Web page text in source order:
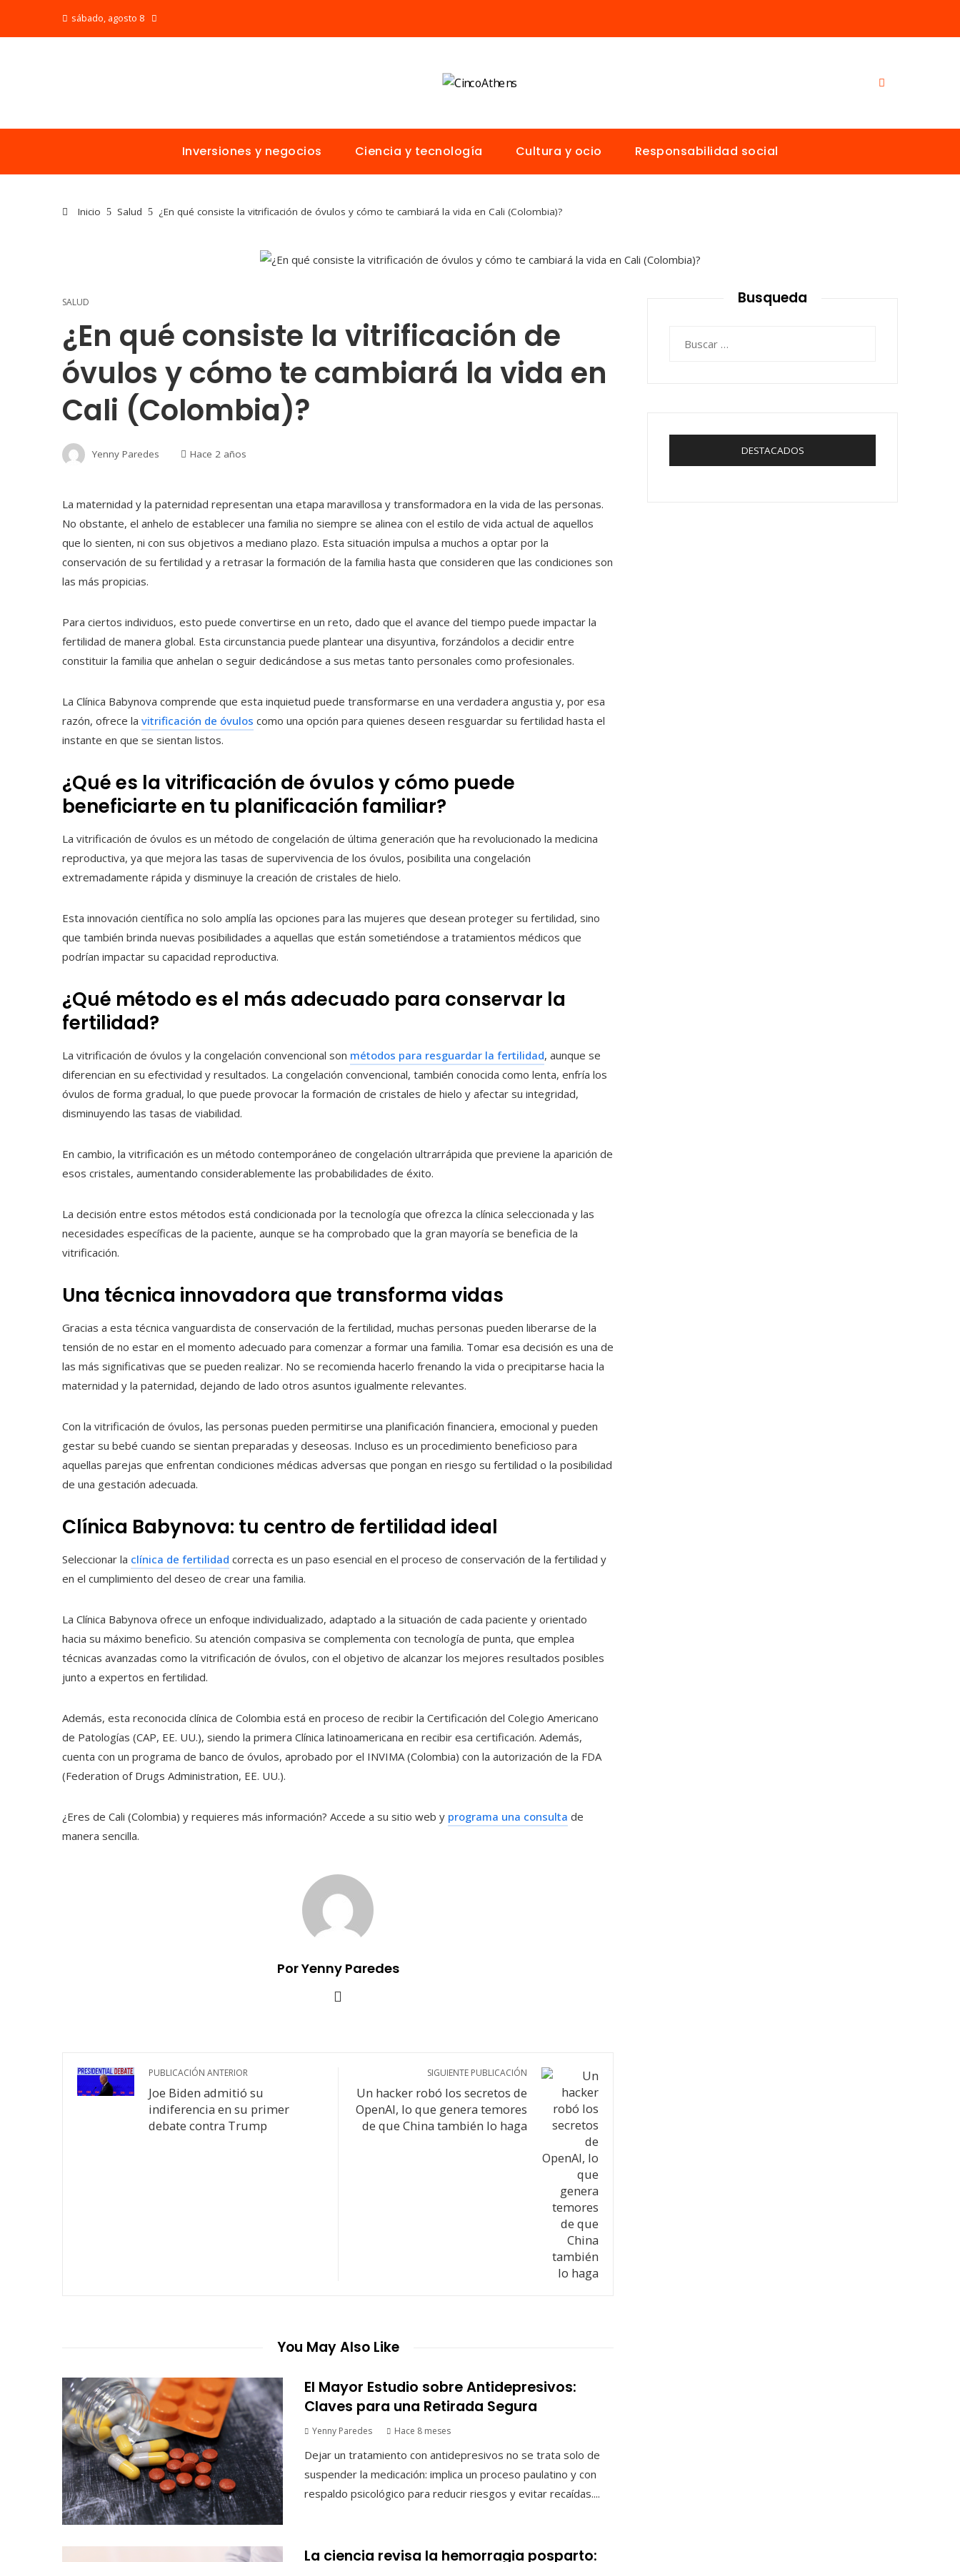
sábado, agosto 8
Inversiones y negocios Ciencia y tecnología Cultura y ocio Responsabilidad social
Inicio Salud ¿En qué consiste la vitrificación de óvulos y cómo te cambiará la vida en Cali (Colombia)?
SALUD
¿En qué consiste la vitrificación de
óvulos y cómo te cambiará la vida en
Cali (Colombia)?
Yenny Paredes Hace 2 años
La maternidad y la paternidad representan una etapa maravillosa y transformadora en la vida de las personas.
No obstante, el anhelo de establecer una familia no siempre se alinea con el estilo de vida actual de aquellos
que lo sienten, ni con sus objetivos a mediano plazo. Esta situación impulsa a muchos a optar por la
conservación de su fertilidad y a retrasar la formación de la familia hasta que consideren que las condiciones son
las más propicias.
Para ciertos individuos, esto puede convertirse en un reto, dado que el avance del tiempo puede impactar la
fertilidad de manera global. Esta circunstancia puede plantear una disyuntiva, forzándolos a decidir entre
constituir la familia que anhelan o seguir dedicándose a sus metas tanto personales como profesionales.
La Clínica Babynova comprende que esta inquietud puede transformarse en una verdadera angustia y, por esa
razón, ofrece la vitrificación de óvulos como una opción para quienes deseen resguardar su fertilidad hasta el
instante en que se sientan listos.
¿Qué es la vitrificación de óvulos y cómo puede
beneficiarte en tu planificación familiar?
La vitrificación de óvulos es un método de congelación de última generación que ha revolucionado la medicina
reproductiva, ya que mejora las tasas de supervivencia de los óvulos, posibilita una congelación
extremadamente rápida y disminuye la creación de cristales de hielo.
Esta innovación científica no solo amplía las opciones para las mujeres que desean proteger su fertilidad, sino
que también brinda nuevas posibilidades a aquellas que están sometiéndose a tratamientos médicos que
podrían impactar su capacidad reproductiva.
¿Qué método es el más adecuado para conservar la
fertilidad?
La vitrificación de óvulos y la congelación convencional son métodos para resguardar la fertilidad, aunque se
diferencian en su efectividad y resultados. La congelación convencional, también conocida como lenta, enfría los
óvulos de forma gradual, lo que puede provocar la formación de cristales de hielo y afectar su integridad,
disminuyendo las tasas de viabilidad.
En cambio, la vitrificación es un método contemporáneo de congelación ultrarrápida que previene la aparición de
esos cristales, aumentando considerablemente las probabilidades de éxito.
La decisión entre estos métodos está condicionada por la tecnología que ofrezca la clínica seleccionada y las
necesidades específicas de la paciente, aunque se ha comprobado que la gran mayoría se beneficia de la
vitrificación.
Una técnica innovadora que transforma vidas
Gracias a esta técnica vanguardista de conservación de la fertilidad, muchas personas pueden liberarse de la
tensión de no estar en el momento adecuado para comenzar a formar una familia. Tomar esa decisión es una de
las más significativas que se pueden realizar. No se recomienda hacerlo frenando la vida o precipitarse hacia la
maternidad y la paternidad, dejando de lado otros asuntos igualmente relevantes.
Con la vitrificación de óvulos, las personas pueden permitirse una planificación financiera, emocional y pueden
gestar su bebé cuando se sientan preparadas y deseosas. Incluso es un procedimiento beneficioso para
aquellas parejas que enfrentan condiciones médicas adversas que pongan en riesgo su fertilidad o la posibilidad
de una gestación adecuada.
Clínica Babynova: tu centro de fertilidad ideal
Seleccionar la clínica de fertilidad correcta es un paso esencial en el proceso de conservación de la fertilidad y
en el cumplimiento del deseo de crear una familia.
La Clínica Babynova ofrece un enfoque individualizado, adaptado a la situación de cada paciente y orientado
hacia su máximo beneficio. Su atención compasiva se complementa con tecnología de punta, que emplea
técnicas avanzadas como la vitrificación de óvulos, con el objetivo de alcanzar los mejores resultados posibles
junto a expertos en fertilidad.
Además, esta reconocida clínica de Colombia está en proceso de recibir la Certificación del Colegio Americano
de Patologías (CAP, EE. UU.), siendo la primera Clínica latinoamericana en recibir esa certificación. Además,
cuenta con un programa de banco de óvulos, aprobado por el INVIMA (Colombia) con la autorización de la FDA
(Federation of Drugs Administration, EE. UU.).
¿Eres de Cali (Colombia) y requieres más información? Accede a su sitio web y programa una consulta de
manera sencilla.
Por Yenny Paredes
PUBLICACIÓN ANTERIOR
Joe Biden admitió su
indiferencia en su primer
debate contra Trump
SIGUIENTE PUBLICACIÓN
Un hacker robó los secretos de
OpenAI, lo que genera temores
de que China también lo haga
You May Also Like
El Mayor Estudio sobre Antidepresivos:
Claves para una Retirada Segura
Yenny Paredes Hace 8 meses
Dejar un tratamiento con antidepresivos no se trata solo de
suspender la medicación: implica un proceso paulatino y con
respaldo psicológico para reducir riesgos y evitar recaídas....
La ciencia revisa la hemorragia posparto:
Busqueda
DESTACADOS